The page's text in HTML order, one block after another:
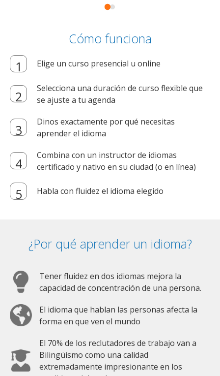
Cómo funciona
Elige un curso presencial u online
Selecciona una duración de curso flexible que
se ajuste a tu agenda
Dinos exactamente por qué necesitas
aprender el idioma
Combina con un instructor de idiomas
certificado y nativo en su ciudad (o en línea)
Habla con fluidez el idioma elegido
¿Por qué aprender un idioma?
Tener fluidez en dos idiomas mejora la
capacidad de concentración de una persona.
El idioma que hablan las personas afecta la
forma en que ven el mundo
El 70% de los reclutadores de trabajo van a
Bilingüismo como una calidad
extremadamente impresionante en los